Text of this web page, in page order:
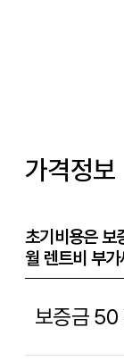
가격정보
초기비용은 보
월 렌트비 부
보증금 50